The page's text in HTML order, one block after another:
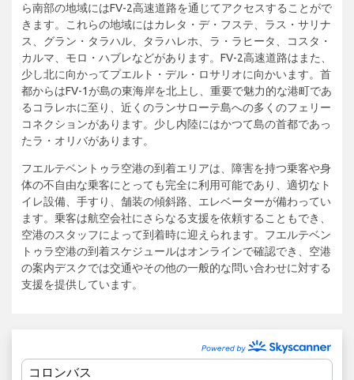
ら南部の地域にはFV-2高速道路を通じてアクセスすることがで
きます。これらの地域にはカレタ・デ・フステ、ラス・サリナ
ス、グラン・タラハル、タラハレホ、ラ・ラヒータ、コスタ・
カルマ、モロ・ハブレなどがあります。FV-2高速道路はまた、
少し北に向かってプエルト・デル・ロサリオに向かいます。首
都からはFV-1が島の東海岸を北上し、重要で魅力的な港町であ
るコラレホに至り、近くのランサローテ島への多くのフェリー
コネクションがあります。少し内陸にはかつて島の首都であっ
たラ・オリバがあります。
フエルテベントゥラ空港の到着エリアは、障害を持つ乗客や身
体の不自由な乗客にとっても完全に利用可能であり、適切なト
イレ設備、手すり、舗装の傾斜路、エレベーターが備わってい
ます。乗客は航空会社にさらなる支援を依頼することもでき、
空港のスタッフによって到着時に迎えられます。フエルテベン
トゥラ空港の到着スケジュールはオンラインで確認でき、空港
の案内デスクでは交通やその他の一般的な問い合わせに対する
支援を提供しています。